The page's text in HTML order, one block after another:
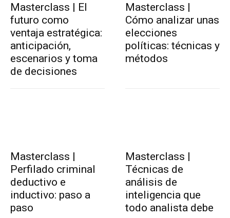
Masterclass | El
futuro como
ventaja estratégica:
anticipación,
escenarios y toma
de decisiones
Masterclass |
Cómo analizar unas
elecciones
políticas: técnicas y
métodos
Masterclass |
Perfilado criminal
deductivo e
inductivo: paso a
paso
Masterclass |
Técnicas de
análisis de
inteligencia que
todo analista debe